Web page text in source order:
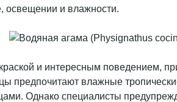
освещении и влажности.
и интересным поведением,
предпочитают влажные
Однако специалисты